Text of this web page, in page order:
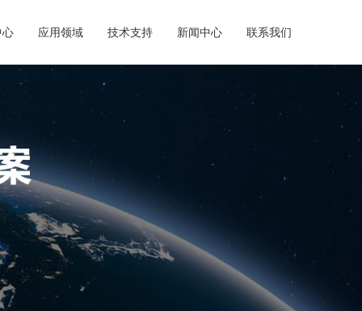
心 应用领域 技术支持 新闻中心 联系我们